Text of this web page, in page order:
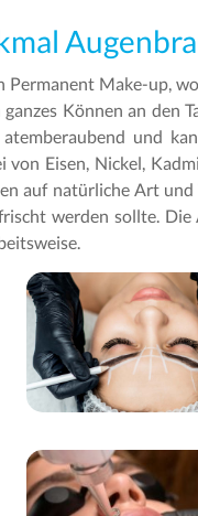
Permanent Make-up,
Können an den
und
Eisen, Nickel,
auf natürliche Art
werden sollte.